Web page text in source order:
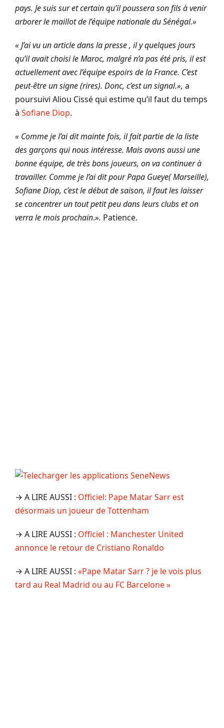
pays. Je suis sur et certain qu’il poussera son fils à venir
arborer le maillot de l’équipe nationale du Sénégal.»
« J’ai vu un article dans la presse , il y quelques jours
qu’il avait choisi le Maroc, malgré n’a pas été pris, il est
actuellement avec l’équipe espoirs de la France. C’est
peut-être un signe (rires). Donc, c’est un signal.», a
poursuivi Aliou Cissé qui estime qu’il faut du temps
à Sofiane Diop.
« Comme je l’ai dit mainte fois, il fait partie de la liste
des garçons qui nous intéresse. Mais avons aussi une
bonne équipe, de très bons joueurs, on va continuer à
travailler. Comme je l’ai dit pour Papa Gueye( Marseille),
Sofiane Diop, c’est le début de saison, il faut les laisser
se concentrer un tout petit peu dans leurs clubs et on
verra le mois prochain.». Patience.
→ A LIRE AUSSI : Officiel: Pape Matar Sarr est
désormais un joueur de Tottenham
→ A LIRE AUSSI : Officiel : Manchester United
annonce le retour de Cristiano Ronaldo
→ A LIRE AUSSI : «Pape Matar Sarr ? je le vois plus
tard au Real Madrid ou au FC Barcelone »